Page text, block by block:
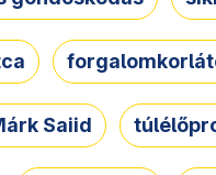
Saiid